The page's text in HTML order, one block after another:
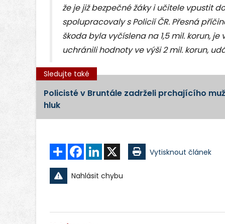
že je již bezpečné žáky i učitele vpustit
spolupracovaly s Policií ČR. Přesná
škoda byla vyčíslena na 1,5 mil. korun,
uchránili hodnoty ve výši 2 mil. korun,
Sledujte také
Policisté v Bruntále zadrželi prchajícího
hluk
Sdílet FacebookLinkedIn Vytisknout článek
Nahlásit chybu